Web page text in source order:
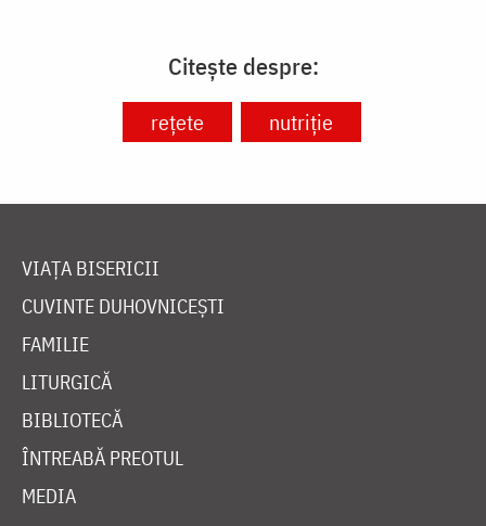
Citește despre:
rețete nutriție
VIAȚA BISERICII
CUVINTE DUHOVNICEȘTI
FAMILIE
LITURGICĂ
BIBLIOTECĂ
ÎNTREABĂ PREOTUL
MEDIA